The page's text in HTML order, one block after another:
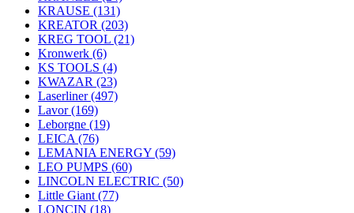
KRAUSE (131)
KREATOR (203)
KREG TOOL (21)
Kronwerk (6)
KS TOOLS (4)
KWAZAR (23)
Laserliner(497)
Lavor(169)
Leborgne (19)
LEICA (76)
LEMANIA ENERGY (59)
LEO PUMPS (60)
LINCOLN ELECTRIC (50)
Little Giant (77)
LONCIN (18)